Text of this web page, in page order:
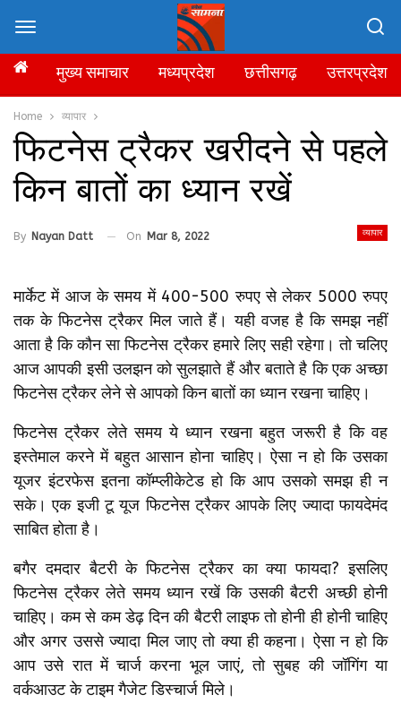
Home व्यापार
फिटनेस ट्रैकर खरीदने से पहले
किन बातों का ध्यान रखें
व्यापार
By Nayan Datt On Mar 8, 2022
मार्केट में आज के समय में 400-500 रुपए से लेकर 5000 रुपए
तक के फिटनेस ट्रैकर मिल जाते हैं। यही वजह है कि समझ नहीं
आता है कि कौन सा फिटनेस ट्रैकर हमारे लिए सही रहेगा। तो चलिए
आज आपकी इसी उलझन को सुलझाते हैं और बताते है कि एक अच्छा
फिटनेस ट्रैकर लेने से आपको किन बातों का ध्यान रखना चाहिए।
फिटनेस ट्रैकर लेते समय ये ध्यान रखना बहुत जरूरी है कि वह
इस्तेमाल करने में बहुत आसान होना चाहिए। ऐसा न हो कि उसका
यूजर इंटरफेस इतना कॉम्प्लीकेटेड हो कि आप उसको समझ ही न
सके। एक इजी टू यूज फिटनेस ट्रैकर आपके लिए ज्यादा फायदेमंद
साबित होता है।
बगैर दमदार बैटरी के फिटनेस ट्रैकर का क्या फायदा? इसलिए
फिटनेस ट्रैकर लेते समय ध्यान रखें कि उसकी बैटरी अच्छी होनी
चाहिए। कम से कम डेढ़ दिन की बैटरी लाइफ तो होनी ही होनी चाहिए
और अगर उससे ज्यादा मिल जाए तो क्या ही कहना। ऐसा न हो कि
आप उसे रात में चार्ज करना भूल जाएं, तो सुबह की जॉगिंग या
वर्कआउट के टाइम गैजेट डिस्चार्ज मिले।
मुख्य समाचार मध्यप्रदेश छत्तीसगढ़ उत्तरप्रदेश